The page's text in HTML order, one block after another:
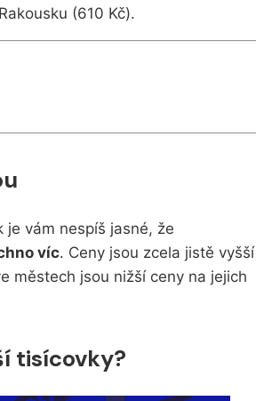
(610 Kč).
vám nespíš jasné, že
víc. Ceny jsou zcela jistě vyšší
městech jsou nižší ceny na jejich
tisícovky?